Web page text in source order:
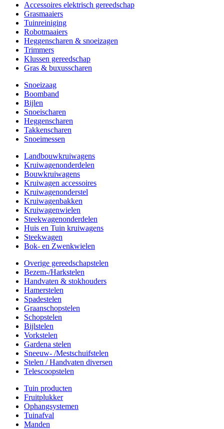
Accessoires elektrisch gereedschap
Grasmaaiers
Tuinreiniging
Robotmaaiers
Heggenscharen & snoeizagen
Trimmers
Klussen gereedschap
Gras & buxusscharen
Snoeizaag
Boomband
Bijlen
Snoeischaren
Heggenscharen
Takkenscharen
Snoeimessen
Landbouwkruiwagens
Kruiwagenonderdelen
Bouwkruiwagens
Kruiwagen accessoires
Kruiwagenonderstel
Kruiwagenbakken
Kruiwagenwielen
Steekwagenonderdelen
Huis en Tuin kruiwagens
Steekwagen
Bok- en Zwenkwielen
Overige gereedschapstelen
Bezem-/Harkstelen
Handvaten & stokhouders
Hamerstelen
Spadestelen
Graanschopstelen
Schopstelen
Bijlstelen
Vorkstelen
Gardena stelen
Sneeuw- /Mestschuifstelen
Stelen / Handvaten diversen
Telescoopstelen
Tuin producten
Fruitplukker
Ophangsystemen
Tuinafval
Manden